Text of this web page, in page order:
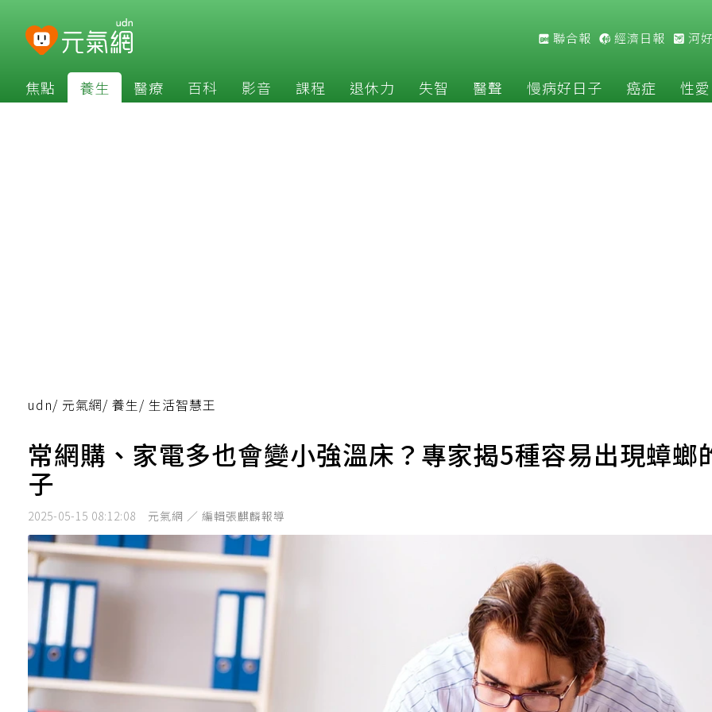
聯合報 經濟日報 河
焦點 養生 醫療 百科 影音 課程 退休力 失智 醫聲 慢病好日子 癌症 性愛
udn/ 元氣網/ 養生/ 生活智慧王
常網購、家電多也會變小強溫床？專家揭5種容易出現蟑螂
子
2025-05-15 08:12:08 元氣網 ／ 編輯張麒麟報導